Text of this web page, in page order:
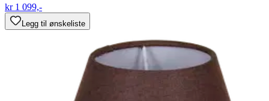
kr 1 099,-
Legg til ønskeliste